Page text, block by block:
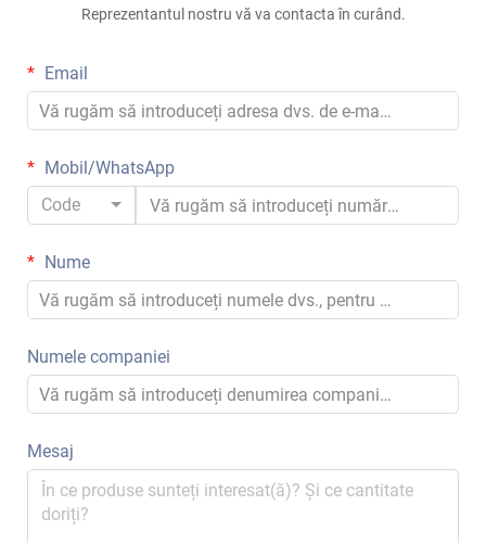
Reprezentantul nostru vă va contacta în curând.
Email
Mobil/WhatsApp
Code
Nume
Numele companiei
Mesaj